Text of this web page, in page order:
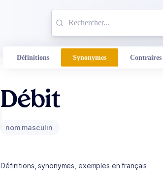
Définitions Synonymes Contraires
Débit
nom masculin
Définitions, synonymes, exemples en français